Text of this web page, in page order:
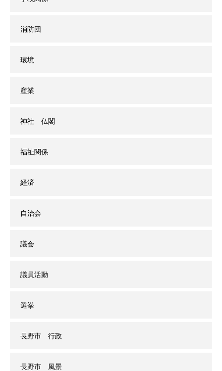
消防団
環境
産業
神社 仏閣
福祉関係
経済
自治会
議会
議員活動
選挙
長野市 行政
長野市 風景